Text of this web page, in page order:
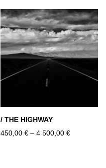
/ THE HIGHWAY
450,00 € – 4 500,00 €